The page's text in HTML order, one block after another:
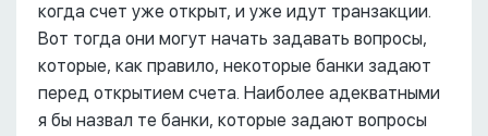
когда счет уже открыт, и уже идут транзакции.
Вот тогда они могут начать задавать вопросы,
которые, как правило, некоторые банки задают
перед открытием счета. Наиболее адекватными
я бы назвал те банки, которые задают вопросы